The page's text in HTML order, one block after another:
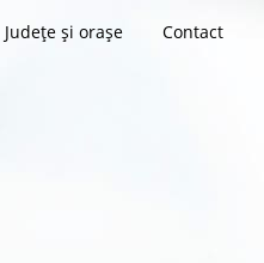
Județe și orașe Contact